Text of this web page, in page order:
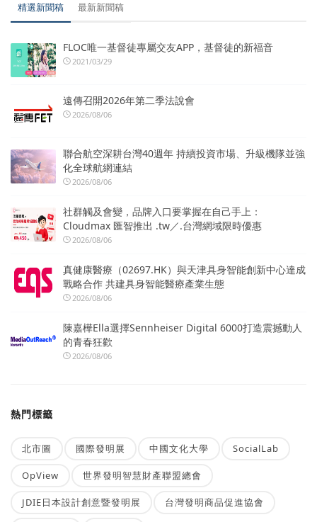
精選新聞稿 最新新聞稿
FLOC唯一基督徒專屬交友APP，基督徒的新福音
2021/03/29
遠傳召開2026年第二季法說會
2026/08/06
聯合航空深耕台灣40週年 持續投資市場、升級機隊並強
化全球航網連結
2026/08/06
社群觸及會變，品牌入口要掌握在自己手上：
Cloudmax 匯智推出 .tw／.台灣網域限時優惠
2026/08/06
真健康醫療（02697.HK）與天津具身智能創新中心達成
戰略合作 共建具身智能醫療產業生態
2026/08/06
陳嘉樺Ella選擇Sennheiser Digital 6000打造震撼動人
的青春狂歡
2026/08/06
熱門標籤
北市圖 國際發明展 中國文化大學 SocialLab
OpView 世界發明智慧財產聯盟總會
JDIE日本設計創意暨發明展 台灣發明商品促進協會